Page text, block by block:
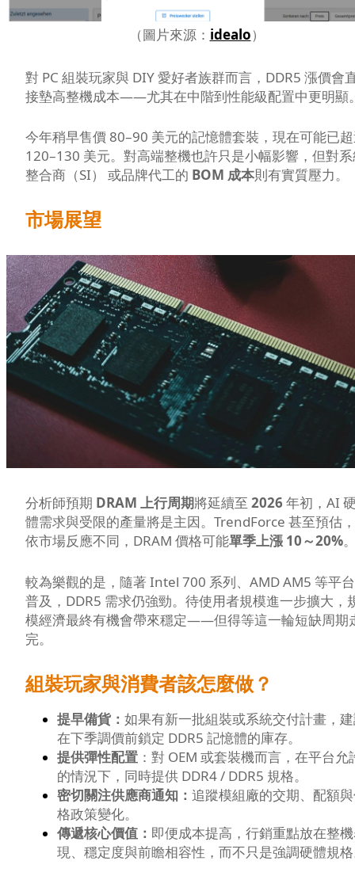
（圖片來源： idealo）
對 PC 組裝玩家與 DIY 愛好者族群而言，DDR5 漲價會
接墊高整機成本——尤其在中階到性能級配置中更明顯
今年稍早售價 80–90 美元的記憶體套裝，現在可能已
120–130 美元。對高端整機也許只是小幅影響，但對
整合商（SI） 或品牌代工的 BOM 成本則有實質壓力。
市場展望
分析師預期 DRAM 上行周期將延續至 2026 年初，AI
體需求與受限的產量將是主因。TrendForce 甚至預估，
依市場反應不同，DRAM 價格可能單季上漲 10～20%
較為樂觀的是，隨著 Intel 700 系列、AMD AM5 等平台
普及，DDR5 需求仍強勁。待使用者規模進一步擴大，
模經濟最終有機會帶來穩定——但得等這一輪短缺周期
完。
組裝玩家與消費者該怎麼做？
提早備貨： 如果有新一批組裝或系統交付計畫，
在下季調價前鎖定 DDR5 記憶體的庫存。
提供彈性配置 ：對 OEM 或套裝機而言，在平台允
的情況下，同時提供 DDR4 / DDR5 規格。
密切關注供應商通知： 追蹤模組廠的交期、配額
格政策變化。
傳遞核心價值： 即便成本提高，行銷重點放在整
現、穩定度與前瞻相容性，而不只是強調硬體規